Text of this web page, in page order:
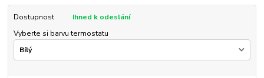
Dostupnost
Ihned k odeslání
Vyberte si barvu termostatu